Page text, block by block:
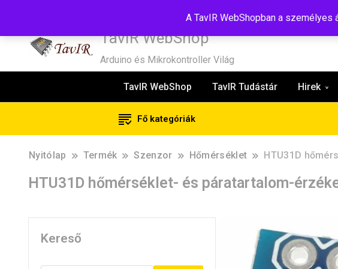
A TavIR WebShopban a
TavIR WebShop
Arduino és Mikrokontroller Világ
TavIR WebShop TavIR Tudástár Hirek
Fő kategóriák
Nyitólap Termék Szenzor Hőmérséklet HTU31D
HTU31D hőmérséklet- és páratartalom-
Kereső